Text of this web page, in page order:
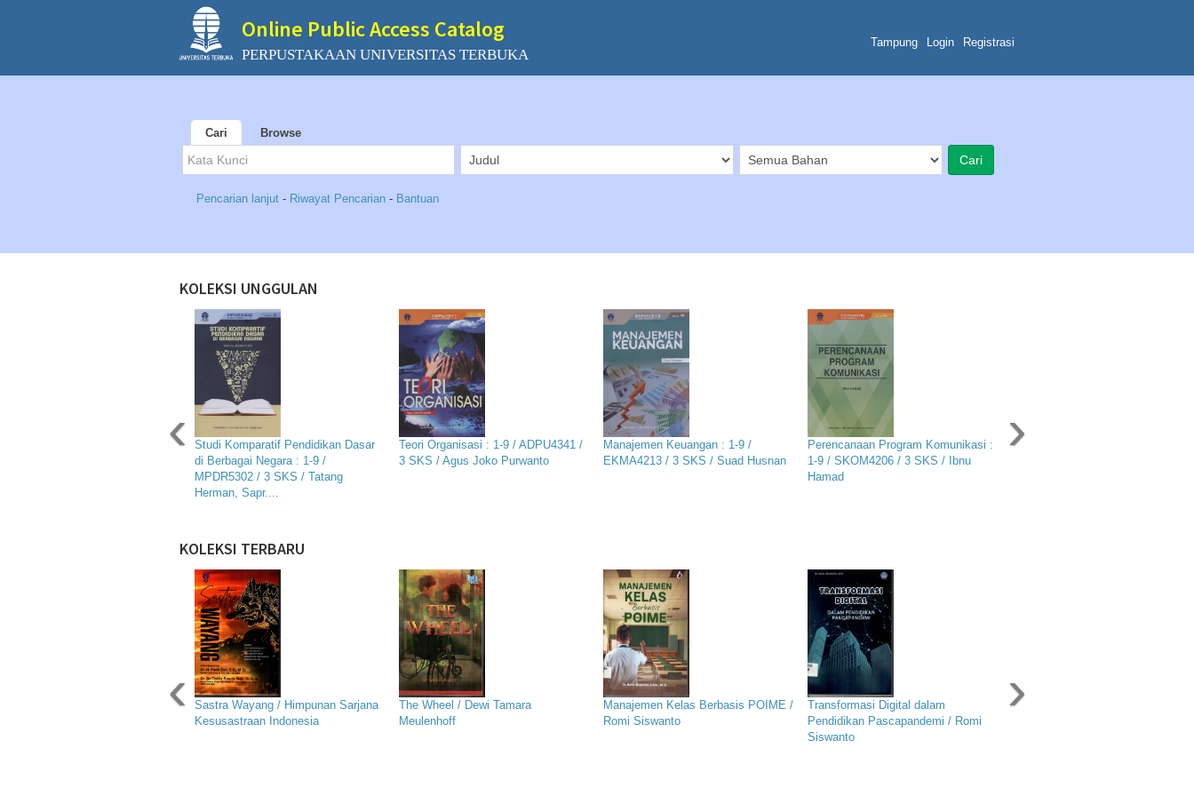
Online Public Access Catalog
PERPUSTAKAAN UNIVERSITAS TERBUKA
Tampung Login Registrasi
Cari Browse
Pencarian lanjut - Riwayat Pencarian - Bantuan
KOLEKSI UNGGULAN
Studi Komparatif Pendidikan Dasar
di Berbagai Negara : 1-9 /
MPDR5302 / 3 SKS / Tatang
Herman, Sapr....
Teori Organisasi : 1-9 / ADPU4341 /
3 SKS / Agus Joko Purwanto
Manajemen Keuangan : 1-9 /
EKMA4213 / 3 SKS / Suad Husnan
Perencanaan Program Komunikasi :
1-9 / SKOM4206 / 3 SKS / Ibnu
Hamad
‹ ›
KOLEKSI TERBARU
Sastra Wayang / Himpunan Sarjana
Kesusastraan Indonesia
The Wheel / Dewi Tamara
Meulenhoff
Manajemen Kelas Berbasis POIME /
Romi Siswanto
Transformasi Digital dalam
Pendidikan Pascapandemi / Romi
Siswanto
‹ ›